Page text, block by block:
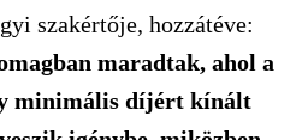
szakértője, hozzátéve:
maradtak, ahol a
minimális díjért kínált